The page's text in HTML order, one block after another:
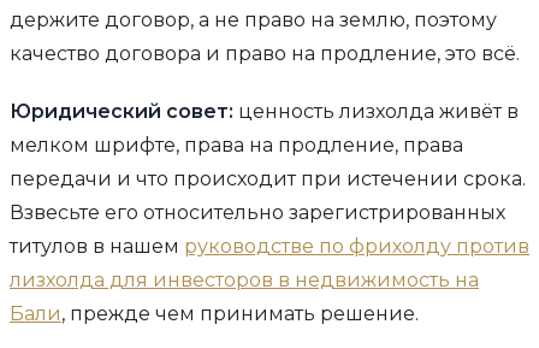
держите договор, а не право на землю, поэтому
качество договора и право на продление, это всё.
Юридический совет: ценность лизхолда живёт в
мелком шрифте, права на продление, права
передачи и что происходит при истечении срока.
Взвесьте его относительно зарегистрированных
титулов в нашем руководстве по фрихолду против
лизхолда для инвесторов в недвижимость на
Бали, прежде чем принимать решение.